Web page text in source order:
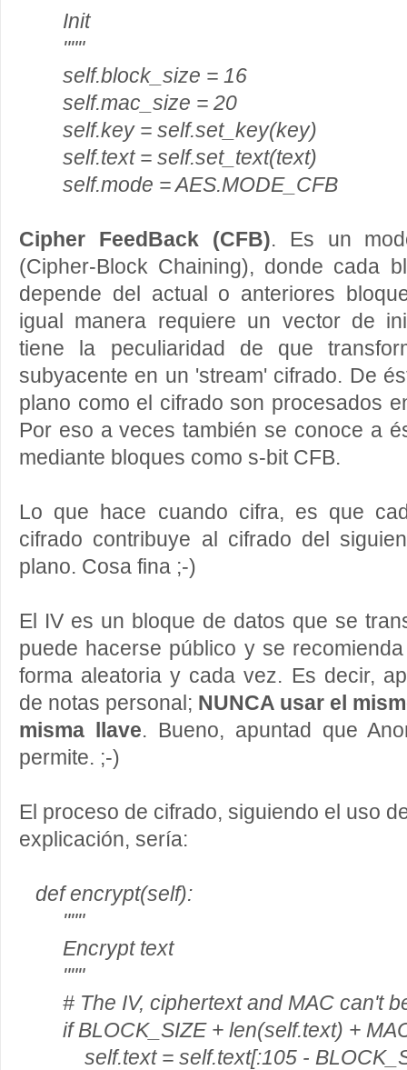
Init
"""
self.block_size = 16
self.mac_size = 20
self.key = self.set_key(key)
self.text = self.set_text(text)
self.mode = AES.MODE_CFB
Cipher FeedBack (CFB). Es un
(Cipher-Block Chaining), donde cada
depende del actual o anteriores
igual manera requiere un vector de
tiene la peculiaridad de que
subyacente en un 'stream' cifrado. De
plano como el cifrado son procesados
Por eso a veces también se conoce a
mediante bloques como s-bit CFB.
Lo que hace cuando cifra, es que
cifrado contribuye al cifrado del
plano. Cosa fina ;-)
El IV es un bloque de datos que se
puede hacerse público y se
forma aleatoria y cada vez. Es decir,
de notas personal; NUNCA usar el
misma llave. Bueno, apuntad que
permite. ;-)
El proceso de cifrado, siguiendo el uso
explicación, sería:
def encrypt(self):
"""
Encrypt text
"""
# The IV, ciphertext and MAC can't
if BLOCK_SIZE + len(self.text) +
self.text = self.text[:105 -